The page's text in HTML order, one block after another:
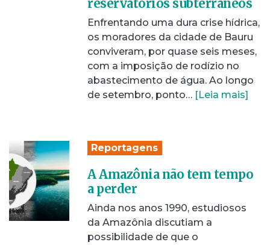
reservatórios subterrâneos
Enfrentando uma dura crise hídrica,
os moradores da cidade de Bauru
conviveram, por quase seis meses,
com a imposição de rodízio no
abastecimento de água. Ao longo
de setembro, ponto… [Leia mais]
Reportagens
A Amazônia não tem tempo
a perder
Ainda nos anos 1990, estudiosos
da Amazônia discutiam a
possibilidade de que o